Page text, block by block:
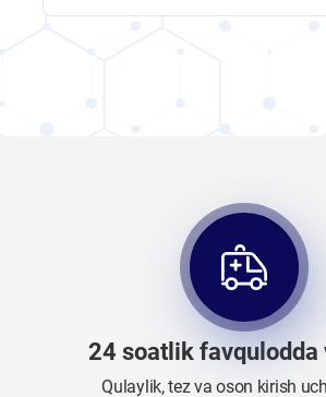
24 soatlik favqulodda
Qulaylik, tez va oson kirish